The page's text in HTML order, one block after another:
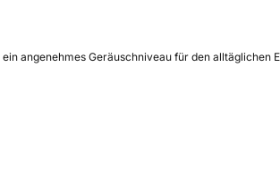
angenehmes Geräuschniveau für den